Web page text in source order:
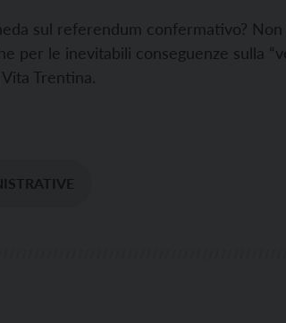
sul referendum confermativo?
per le inevitabili conseguenze sulla
Trentina.